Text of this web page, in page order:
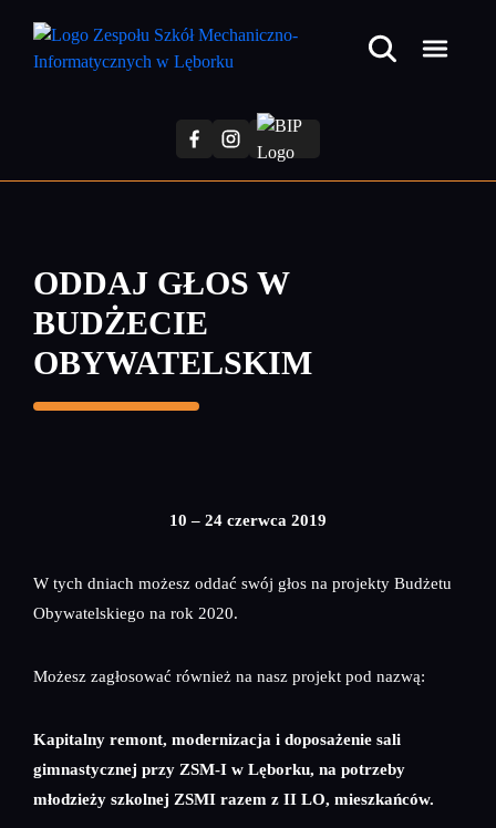
treści
ODDAJ GŁOS W
BUDŻECIE
OBYWATELSKIM
10 – 24 czerwca 2019
W tych dniach możesz oddać swój głos na projekty Budżetu
Obywatelskiego na rok 2020.
Możesz zagłosować również na nasz projekt pod nazwą:
Kapitalny remont, modernizacja i doposażenie sali
gimnastycznej przy ZSM-I w Lęborku, na potrzeby
młodzieży szkolnej ZSMI razem z II LO, mieszkańców.